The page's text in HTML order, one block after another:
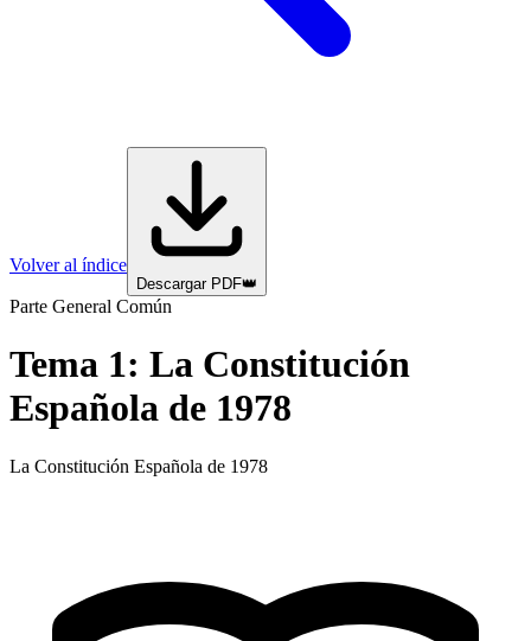
Volver al índice
Descargar PDF👑
Parte General Común
Tema 1: La Constitución
Española de 1978
La Constitución Española de 1978